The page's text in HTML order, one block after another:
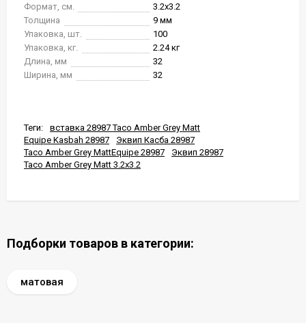
Формат, см.
3.2x3.2
Толщина
9 мм
Упаковка, шт.
100
Упаковка, кг.
2.24 кг
Длина, мм
32
Ширина, мм
32
Теги:
вставка 28987 Taco Amber Grey Matt
Equipe Kasbah 28987
Эквип Касба 28987
Taco Amber Grey MattEquipe 28987
Эквип 28987
Taco Amber Grey Matt 3.2x3.2
Подборки товаров в категории:
матовая